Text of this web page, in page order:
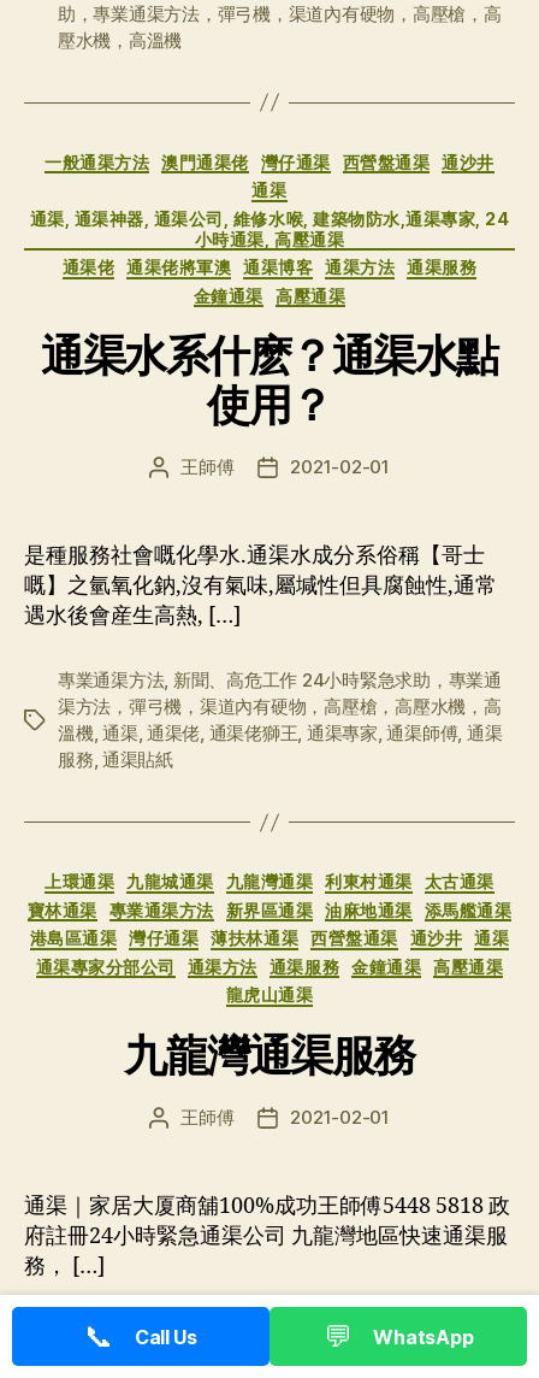
助，專業通渠方法，彈弓機，渠道內有硬物，高壓槍，高
壓水機，高溫機
分
类
一般通渠方法 澳門通渠佬 灣仔通渠 西營盤通渠
通沙井
通渠
通渠, 通渠神器, 通渠公司, 維修水喉, 建築物防水,通渠專家, 24
小時通渠, 高壓通渠
通渠佬 通渠佬將軍澳 通渠博客 通渠方法
通渠服務
金鐘通渠
高壓通渠
通渠水系什麽？通渠水點
使用？
文
者
王師傅
发
期
2021-02-01
是種服務社會嘅化學水.通渠水成分系俗稱【哥士
嘅】之氫氧化鈉,沒有氣味,屬堿性但具腐蝕性,通常
遇水後會産生高熱, […]
标
專業通渠方法, 新聞、高危工作 24小時緊急求助，專業通
渠方法，彈弓機，渠道內有硬物，高壓槍，高壓水機，高
溫機, 通渠, 通渠佬, 通渠佬獅王, 通渠專家,通渠師傅, 通渠
服務, 通渠貼紙
分
类
上環通渠 九龍城通渠 九龍灣通渠 利東村通渠
太古通渠
寶林通渠
專業通渠方法 新界區通渠 油麻地通渠
添馬艦通渠
港島區通渠
灣仔通渠 薄扶林通渠 西營盤通渠 通沙井 通渠
通渠專家分部公司
通渠方法 通渠服務 金鐘通渠 高壓通渠
龍虎山通渠
九龍灣通渠服務
文
者
王師傅
发
期
2021-02-01
通渠｜家居大厦商舖100%成功王師傅5448 5818 政
府註冊24小時緊急通渠公司 九龍灣地區快速通渠服
務， […]
24小時緊急通渠,一般通渠方法 九龍灣通渠,專業通渠方
通渠佬獅王
📞 Call Us 💬 WhatsApp